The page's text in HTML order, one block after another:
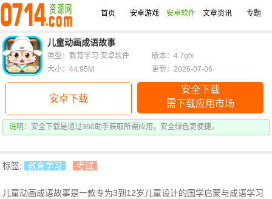
首页 安卓游戏 安卓软件 文章资讯 专题
儿童动画成语故事
安卓下载
安全下载
需下载应用市场
说明： 安全下载是通过360助手获取所需应用，安全绿色更便捷。
类型：教育学习 安卓软件
版本：4.7gfx
大小：44.95M
更新：2026-07-06
标签: 教育学习 考试
儿童动画成语故事是一款专为3到12岁儿童设计的国学启蒙与成语学习